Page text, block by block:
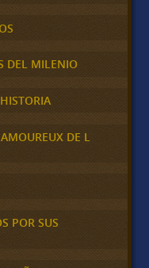
DEL MILENIO
DE L
POR SUS